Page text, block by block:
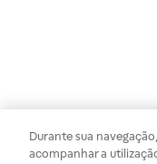
Durante sua
acompanhar a